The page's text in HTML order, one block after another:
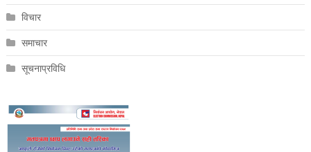
विचार
समाचार
सूचनाप्रविधि